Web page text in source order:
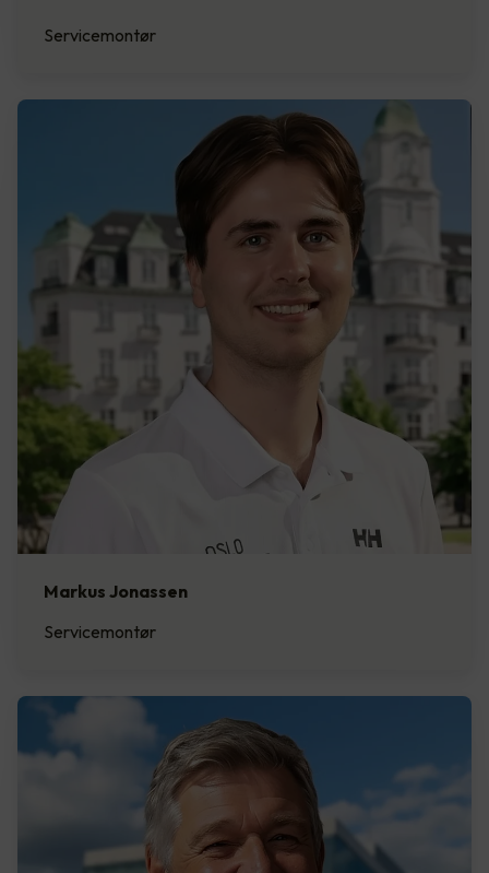
Servicemontør
Markus Jonassen
Servicemontør